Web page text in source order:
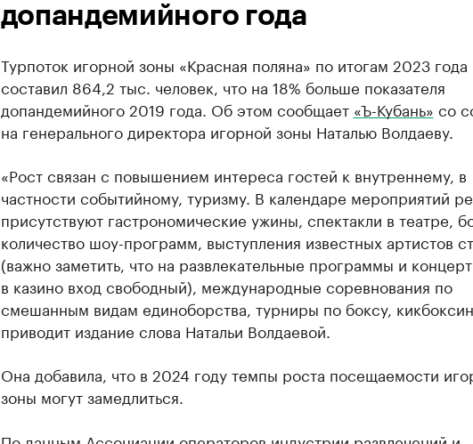
допандемийного года
Турпоток игорной зоны «Красная поляна» по итогам 2023 года
составил 864,2 тыс. человек, что на 18% больше показателя
допандемийного 2019 года. Об этом сообщает «Ъ-Кубань» со
на генерального директора игорной зоны Наталью Волдаеву.
«Рост связан с повышением интереса гостей к внутреннему, в
частности событийному, туризму. В календаре мероприятий
присутствуют гастрономические ужины, спектакли в театре,
количество шоу-программ, выступления известных артистов
(важно заметить, что на развлекательные программы и
в казино вход свободный), международные соревнования по
смешанным видам единоборства, турниры по боксу,
приводит издание слова Натальи Волдаевой.
Она добавила, что в 2024 году темпы роста посещаемости
зоны могут замедлиться.